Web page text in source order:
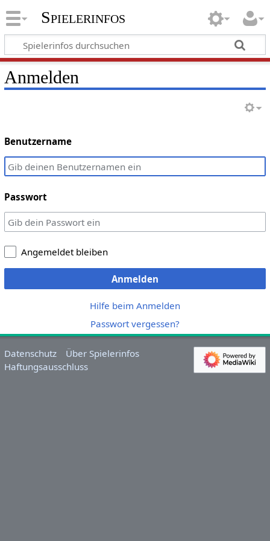
Spielerinfos
Anmelden
Benutzername
Passwort
Angemeldet bleiben
Anmelden
Hilfe beim Anmelden
Passwort vergessen?
Datenschutz
Über Spielerinfos
Haftungsausschluss